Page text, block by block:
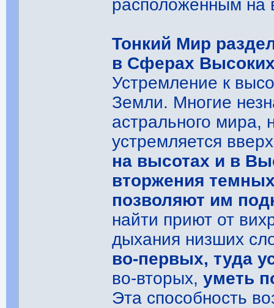
расположенным на
Тонкий Мир
в Сферах
Устремление к
Земли. Многие
астрального
устремляется
на высотах и в
вторжения
позволяют им
найти приют от
дыхания низших
во-первых, туда
во-вторых, уметь
Эта способность